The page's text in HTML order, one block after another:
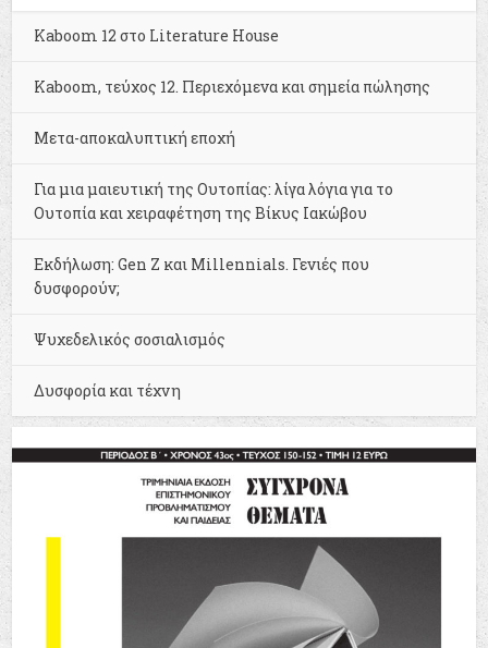
Kaboom 12 στο Literature House
Kaboom, τεύχος 12. Περιεχόμενα και σημεία πώλησης
Μετα-αποκαλυπτική εποχή
Για μια μαιευτική της Ουτοπίας: λίγα λόγια για το
Ουτοπία και χειραφέτηση της Βίκυς Ιακώβου
Εκδήλωση: Gen Z και Millennials. Γενιές που
δυσφορούν;
Ψυχεδελικός σοσιαλισμός
Δυσφορία και τέχνη